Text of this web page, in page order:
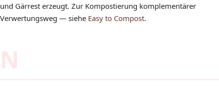
und Gärrest erzeugt. Zur Kompostierung komplementärer
Verwertungsweg — siehe Easy to Compost.
N